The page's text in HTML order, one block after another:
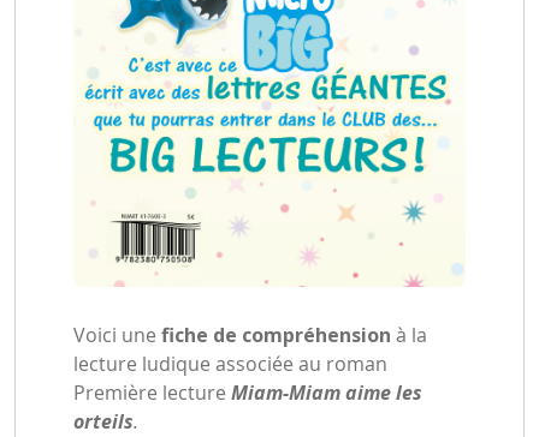
Voici une fiche de compréhension à la
lecture ludique associée au roman
Première lecture Miam-Miam aime les
orteils.